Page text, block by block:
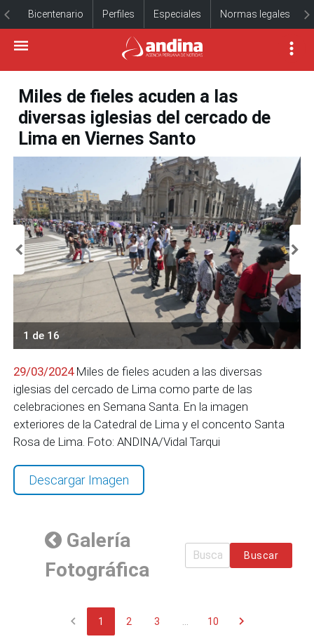
Bicentenario Perfiles Especiales Normas legales
Miles de fieles acuden a las
diversas iglesias del cercado de
Lima en Viernes Santo
1 de 16
29/03/2024Miles de fieles acuden a las diversas
iglesias del cercado de Lima como parte de las
celebraciones en Semana Santa. En la imagen
exteriores de la Catedral de Lima y el concento Santa
Rosa de Lima. Foto: ANDINA/Vidal Tarqui
Descargar Imagen
Galería
Fotográfica
Buscar
chevron_left 1 2 3 10 chevron_right